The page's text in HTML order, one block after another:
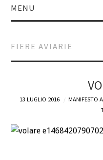
MENU
CHI
FIERE AVIARIE
13 LUGLIO 2016 MANIFESTO